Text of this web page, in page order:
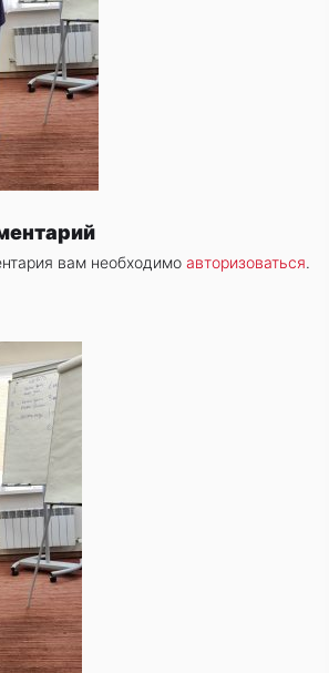
вам необходимо авторизоваться.